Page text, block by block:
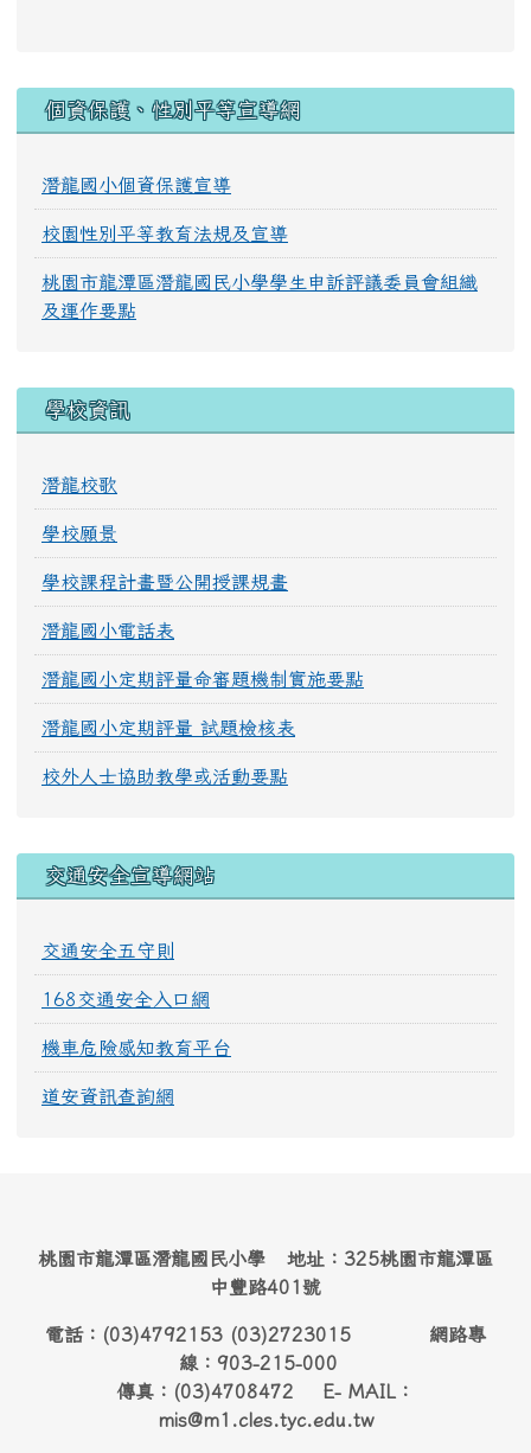
個資保護、性別平等宣導網
潛龍國小個資保護宣導
校園性別平等教育法規及宣導
桃園市龍潭區潛龍國民小學學生申訴評議委員會組織
及運作要點
學校資訊
潛龍校歌
學校願景
學校課程計畫暨公開授課規畫
潛龍國小電話表
潛龍國小定期評量命審題機制實施要點
潛龍國小定期評量 試題檢核表
校外人士協助教學或活動要點
交通安全宣導網站
交通安全五守則
168交通安全入口網
機車危險感知教育平台
道安資訊查詢網
桃園市龍潭區潛龍國民小學 地址：325桃園市龍潭區
中豐路401號
電話：(03)4792153 (03)2723015 網路專
線：903-215-000
傳真：(03)4708472 E- MAIL：
mis@m1.cles.tyc.edu.tw